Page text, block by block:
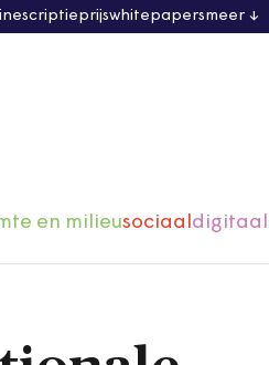
scriptieprijswhitepapersmeer
en milieusociaaldigitaal